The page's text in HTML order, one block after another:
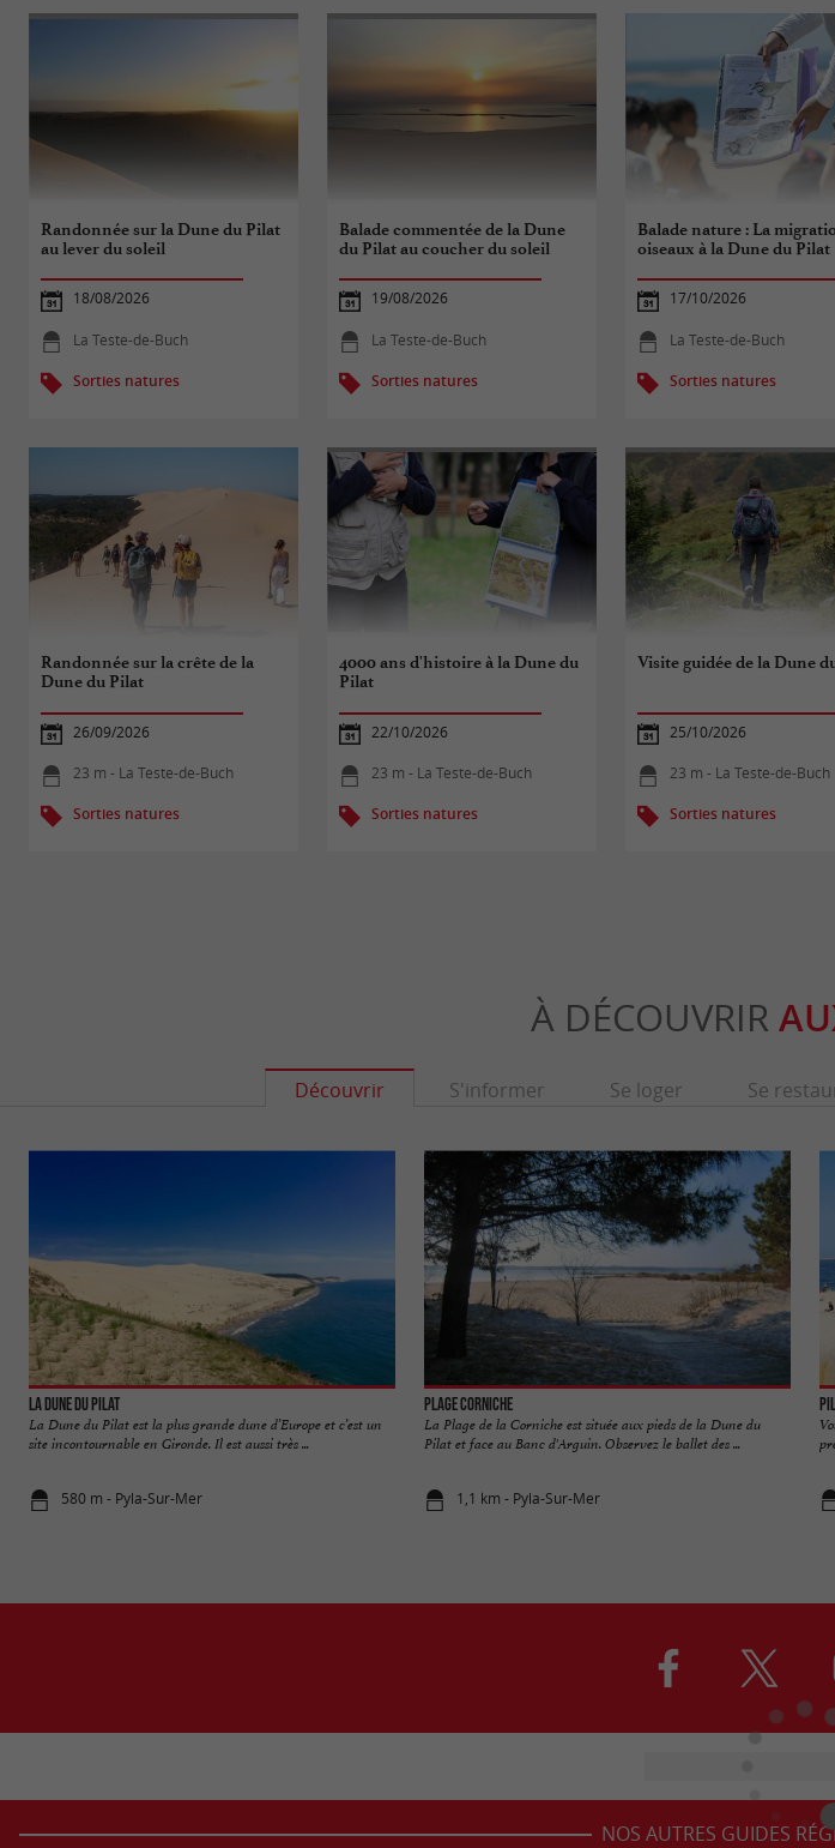
Randonnée sur la Dune du Pilat
au lever du soleil
18/08/2026
La Teste-de-Buch
Sorties natures
Balade commentée de la Dune
du Pilat au coucher du soleil
19/08/2026
La Teste-de-Buch
Sorties natures
Balade nature : La
oiseaux à la Dune du Pilat
17/10/2026
La Teste-de-Buch
Sorties natures
Randonnée sur la crête de la
Dune du Pilat
26/09/2026
23 m - La Teste-de-Buch
Sorties natures
4000 ans d'histoire à la Dune du
Pilat
22/10/2026
23 m - La Teste-de-Buch
Sorties natures
Visite guidée de la Dune
25/10/2026
23 m - La Teste-de-Buch
Sorties natures
À DÉCOUVRIR
Découvrir S'informer Se loger Se
La Dune du Pilat
La Dune du Pilat est la plus grande dune d’Europe et c’est un
site incontournable en Gironde. Il est aussi très ...
580 m - Pyla-Sur-Mer
Plage Corniche
La Plage de la Corniche est située aux pieds de la Dune du
Pilat et face au Banc d'Arguin. Observez le ballet des ...
1,1 km - Pyla-Sur-Mer
NOS AUTRES GUIDES